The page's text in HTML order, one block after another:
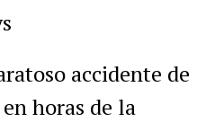
accidente de
horas de la